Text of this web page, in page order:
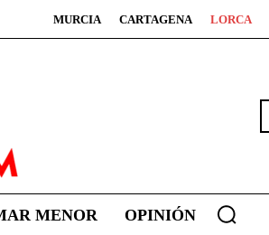
MURCIA CARTAGENA LORCA
MENOR OPINIÓN